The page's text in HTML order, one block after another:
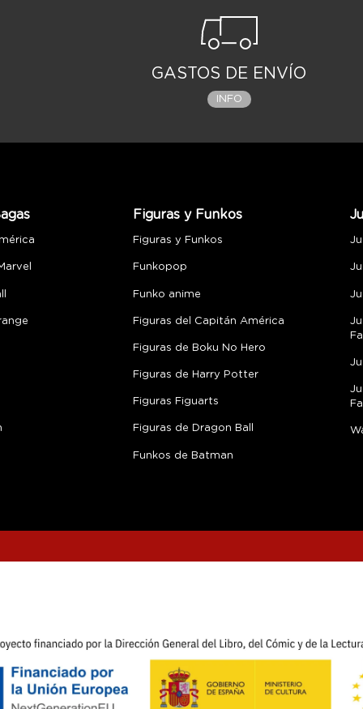
GASTOS DE ENVÍO
INFO
Figuras y Funkos
Figuras y Funkos
Funkopop
Funko anime
Figuras del Capitán América
Figuras de Boku No Hero
Figuras de Harry Potter
Figuras Figuarts
Figuras de Dragon Ball
Funkos de Batman